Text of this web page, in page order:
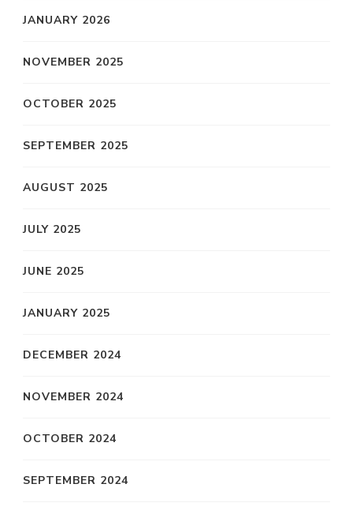
JANUARY 2026
NOVEMBER 2025
OCTOBER 2025
SEPTEMBER 2025
AUGUST 2025
JULY 2025
JUNE 2025
JANUARY 2025
DECEMBER 2024
NOVEMBER 2024
OCTOBER 2024
SEPTEMBER 2024